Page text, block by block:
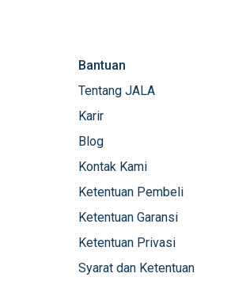
Bantuan
Tentang JALA
Karir
Blog
Kontak Kami
Ketentuan Pembeli
Ketentuan Garansi
Ketentuan Privasi
Syarat dan Ketentuan